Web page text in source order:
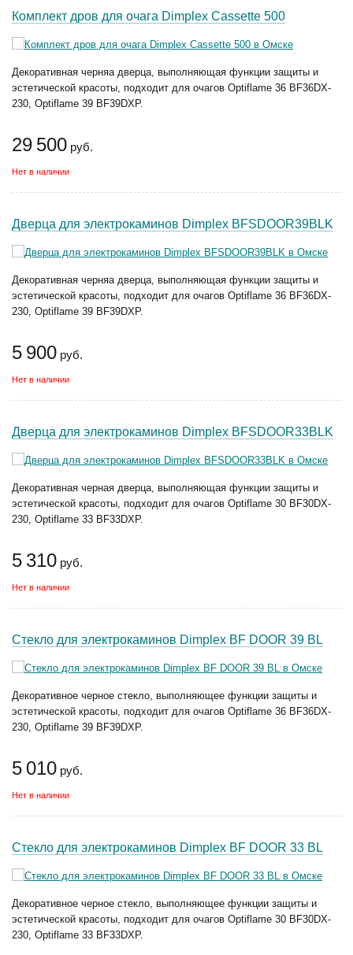
Комплект дров для очага Dimplex Cassette 500
Декоративная черняа дверца, выполняющая функции защиты и
эстетической красоты, подходит для очагов Optiflame 36 BF36DX-
230, Optiflame 39 BF39DXP.
29 500 руб.
Нет в наличии
Дверца для электрокаминов Dimplex BFSDOOR39BLK
Декоративная черняа дверца, выполняющая функции защиты и
эстетической красоты, подходит для очагов Optiflame 36 BF36DX-
230, Optiflame 39 BF39DXP.
5 900 руб.
Нет в наличии
Дверца для электрокаминов Dimplex BFSDOOR33BLK
Декоративная черная дверца, выполняющая функции защиты и
эстетической красоты, подходит для очагов Optiflame 30 BF30DX-
230, Optiflame 33 BF33DXP.
5 310 руб.
Нет в наличии
Стекло для электрокаминов Dimplex BF DOOR 39 BL
Декоративное черное стекло, выполняющее функции защиты и
эстетической красоты, подходит для очагов Optiflame 36 BF36DX-
230, Optiflame 39 BF39DXP.
5 010 руб.
Нет в наличии
Стекло для электрокаминов Dimplex BF DOOR 33 BL
Декоративное черное стекло, выполняющее функции защиты и
эстетической красоты, подходит для очагов Optiflame 30 BF30DX-
230, Optiflame 33 BF33DXP.